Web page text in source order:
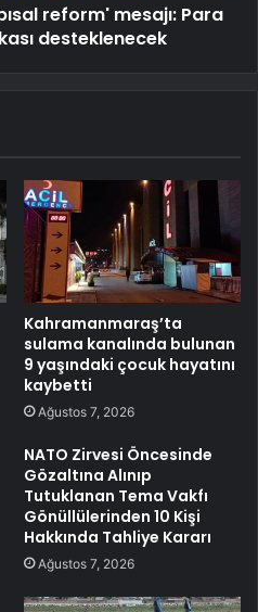
reform' mesajı: Para
desteklenecek
Kahramanmaraş’ta
sulama kanalında bulunan
9 yaşındaki çocuk hayatını
kaybetti
Ağustos 7, 2026
NATO Zirvesi Öncesinde
Gözaltına Alınıp
Tutuklanan Tema Vakfı
Gönüllülerinden 10 Kişi
Hakkında Tahliye Kararı
Ağustos 7, 2026